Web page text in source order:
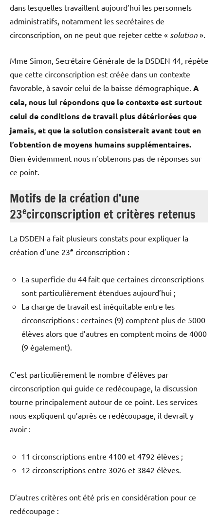
dans lesquelles travaillent aujourd’hui les personnels
administratifs, notamment les secrétaires de
circonscription, on ne peut que rejeter cette « solution ».
Mme Simon, Secrétaire Générale de la DSDEN 44, répète
que cette circonscription est créée dans un contexte
favorable, à savoir celui de la baisse démographique. A
cela, nous lui répondons que le contexte est surtout
celui de conditions de travail plus détériorées que
jamais, et que la solution consisterait avant tout en
l’obtention de moyens humains supplémentaires.
Bien évidemment nous n’obtenons pas de réponses sur
ce point.
Motifs de la création d’une
23ecirconscription et critères retenus
La DSDEN a fait plusieurs constats pour expliquer la
création d’une 23e circonscription :
La superficie du 44 fait que certaines circonscriptions
sont particulièrement étendues aujourd’hui ;
La charge de travail est inéquitable entre les
circonscriptions : certaines (9) comptent plus de 5000
élèves alors que d’autres en comptent moins de 4000
(9 également).
C’est particulièrement le nombre d’élèves par
circonscription qui guide ce redécoupage, la discussion
tourne principalement autour de ce point. Les services
nous expliquent qu’après ce redécoupage, il devrait y
avoir :
11 circonscriptions entre 4100 et 4792 élèves ;
12 circonscriptions entre 3026 et 3842 élèves.
D’autres critères ont été pris en considération pour ce
redécoupage :